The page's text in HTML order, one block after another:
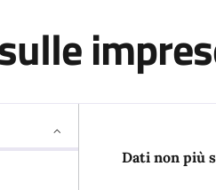
Dati non più